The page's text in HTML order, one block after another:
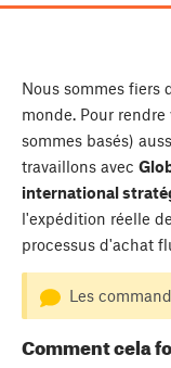
Nous sommes fiers
monde. Pour
sommes basés)
travaillons avec
international
l'expédition réelle
processus d'achat
Les
Comment cela